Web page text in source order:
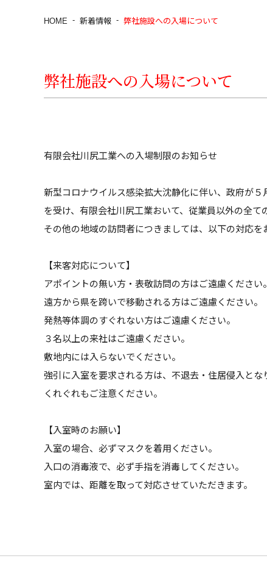
HOME 新着情報 弊社施設への入場について
弊社施設への入場について
有限会社川尻工業への入場制限のお知らせ
新型コロナウイルス感染拡大沈静化に伴い、政府が
を受け、有限会社川尻工業おいて、従業員以外の全
その他の地域の訪問者につきましては、以下の対応を
【来客対応について】
アポイントの無い方・表敬訪問の方はご遠慮ください。
遠方から県を跨いで移動される方はご遠慮ください。
発熱等体調のすぐれない方はご遠慮ください。
３名以上の来社はご遠慮ください。
敷地内には入らないでください。
強引に入室を要求される方は、不退去・住居侵入とな
くれぐれもご注意ください。
【入室時のお願い】
入室の場合、必ずマスクを着用ください。
入口の消毒液で、必ず手指を消毒してください。
室内では、距離を取って対応させていただきます。